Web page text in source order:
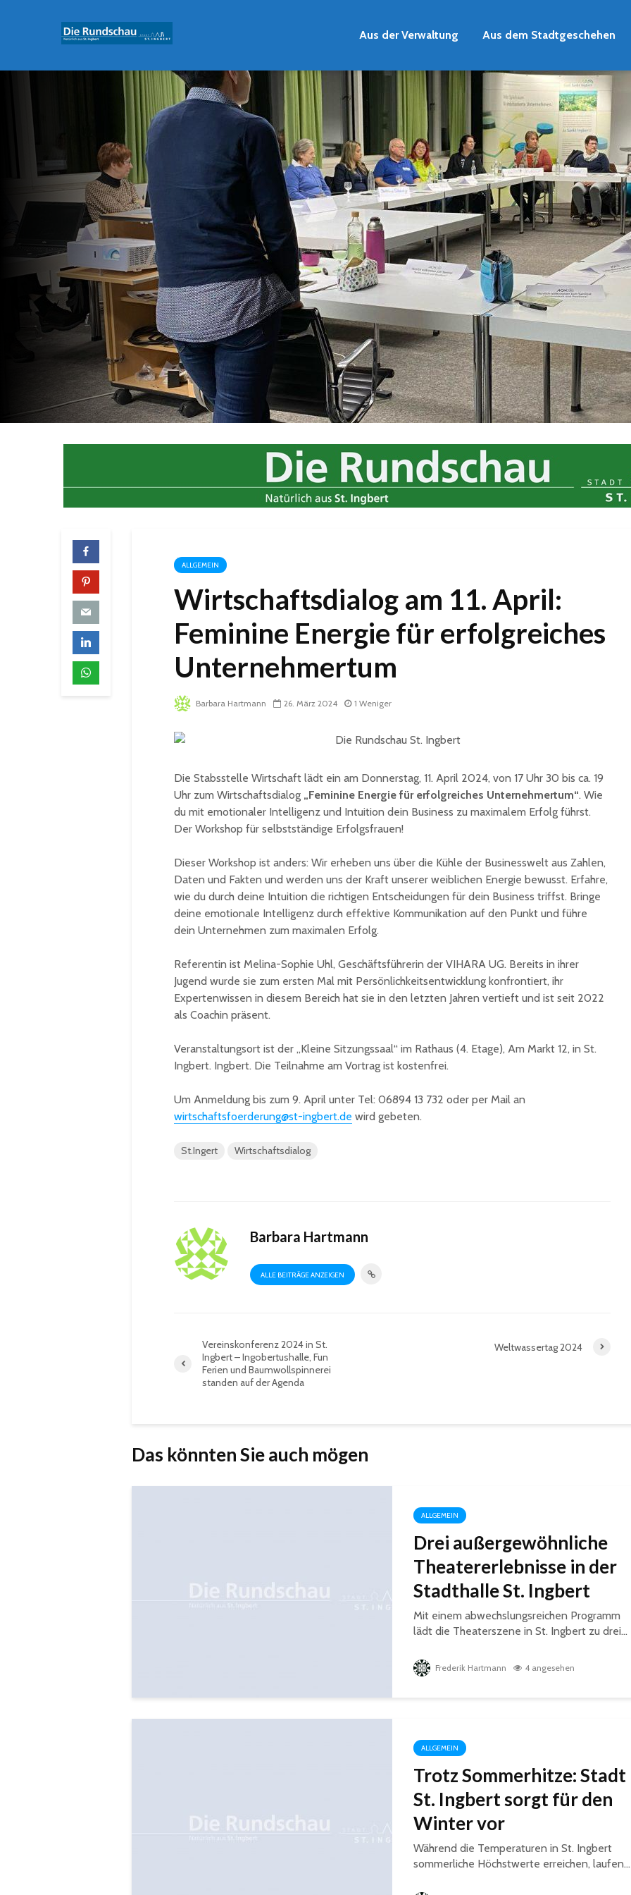
Aus der Verwaltung Aus dem Stadtgeschehen
ALLGEMEIN
Wirtschaftsdialog am 11. April:
Feminine Energie für erfolgreiches
Unternehmertum
Barbara Hartmann 26. März 2024 1 Weniger
Die Stabsstelle Wirtschaft lädt ein am Donnerstag, 11. April 2024, von 17 Uhr 30 bis ca. 19
Uhr zum Wirtschaftsdialog „Feminine Energie für erfolgreiches Unternehmertum“. Wie
du mit emotionaler Intelligenz und Intuition dein Business zu maximalem Erfolg führst.
Der Workshop für selbstständige Erfolgsfrauen!
Dieser Workshop ist anders: Wir erheben uns über die Kühle der Businesswelt aus Zahlen,
Daten und Fakten und werden uns der Kraft unserer weiblichen Energie bewusst. Erfahre,
wie du durch deine Intuition die richtigen Entscheidungen für dein Business triffst. Bringe
deine emotionale Intelligenz durch effektive Kommunikation auf den Punkt und führe
dein Unternehmen zum maximalen Erfolg.
Referentin ist Melina-Sophie Uhl, Geschäftsführerin der VIHARA UG. Bereits in ihrer
Jugend wurde sie zum ersten Mal mit Persönlichkeitsentwicklung konfrontiert, ihr
Expertenwissen in diesem Bereich hat sie in den letzten Jahren vertieft und ist seit 2022
als Coachin präsent.
Veranstaltungsort ist der „Kleine Sitzungssaal“ im Rathaus (4. Etage), Am Markt 12, in St.
Ingbert. Ingbert. Die Teilnahme am Vortrag ist kostenfrei.
Um Anmeldung bis zum 9. April unter Tel: 06894 13 732 oder per Mail an
wirtschaftsfoerderung@st-ingbert.de wird gebeten.
St.Ingert Wirtschaftsdialog
Barbara Hartmann
ALLE BEITRÄGE ANZEIGEN
Vereinskonferenz 2024 in St.
Ingbert – Ingobertushalle, Fun
Ferien und Baumwollspinnerei
standen auf der Agenda
Weltwassertag 2024
Das könnten Sie auch mögen
ALLGEMEIN
Drei außergewöhnliche
Theatererlebnisse in der
Stadthalle St. Ingbert
Mit einem abwechslungsreichen Programm
lädt die Theaterszene in St. Ingbert zu drei...
Frederik Hartmann 4 angesehen
ALLGEMEIN
Trotz Sommerhitze: Stadt
St. Ingbert sorgt für den
Winter vor
Während die Temperaturen in St. Ingbert
sommerliche Höchstwerte erreichen, laufen...
Historische
Erinnerungsstücke aus
dem Nachlass von Dr.
Total Normal
expandiert in St.
Ingbert: Mietvertrag
90 Jahre
Registrierkasse bei
Eisen Quirin: Ein Stück
feiert
Stadt
Klima-
Martin